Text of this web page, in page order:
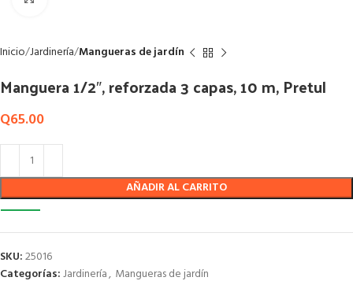
Inicio Jardinería Mangueras de jardín
Manguera 1/2″, reforzada 3 capas, 10 m, Pretul
Q65.00
AÑADIR AL CARRITO
SKU:25016
Categorías:Jardinería, Mangueras de jardín